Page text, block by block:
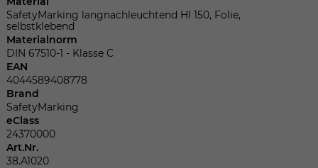
SafetyMarking langnachleuchtend HI 150, Folie,
selbstklebend
Materialnorm
DIN 67510-1 - Klasse C
EAN
4044589408778
Brand
SafetyMarking
eClass
24370000
Art.Nr.
38.A1020
Name
Anbieter
Laufzeit
Zweck